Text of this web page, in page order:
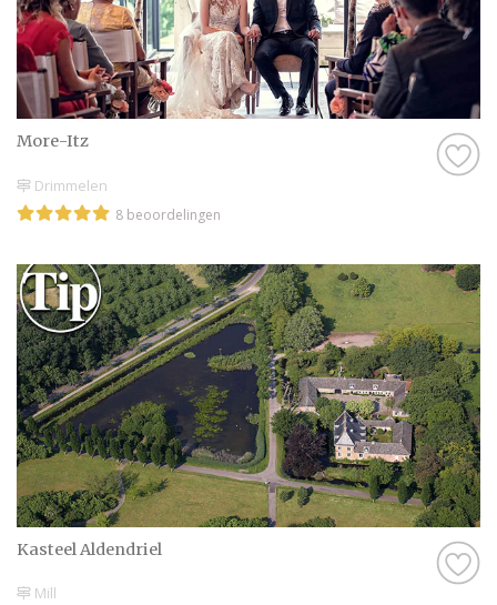
More-Itz
Drimmelen
8 beoordelingen
Kasteel Aldendriel
Mill